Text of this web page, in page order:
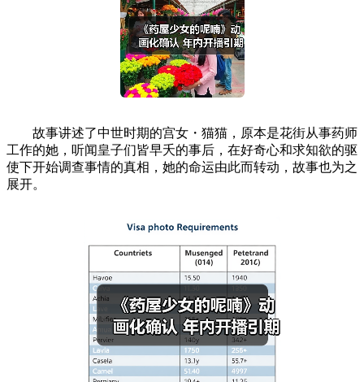
故事讲述了中世时期的宫女・猫猫，原本是花街从事药师
工作的她，听闻皇子们皆早夭的事后，在好奇心和求知欲的驱
使下开始调查事情的真相，她的命运由此而转动，故事也为之
展开。